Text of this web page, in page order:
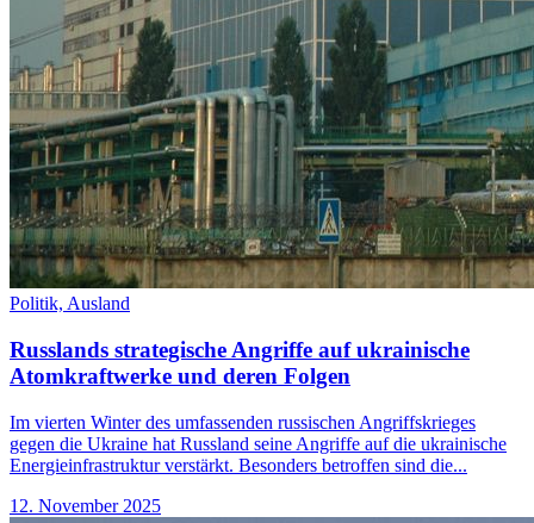
Politik, Ausland
Russlands strategische Angriffe auf ukrainische
Atomkraftwerke und deren Folgen
Im vierten Winter des umfassenden russischen Angriffskrieges
gegen die Ukraine hat Russland seine Angriffe auf die ukrainische
Energieinfrastruktur verstärkt. Besonders betroffen sind die...
12. November 2025